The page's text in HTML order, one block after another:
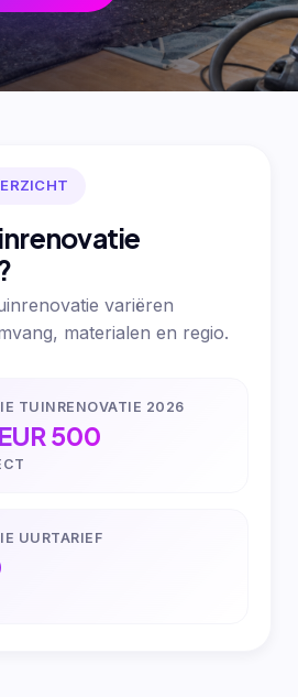
variëren
materialen en regio.
TUINRENOVATIE 2026
500
UURTARIEF